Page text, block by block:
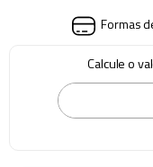
Formas
Calcule o